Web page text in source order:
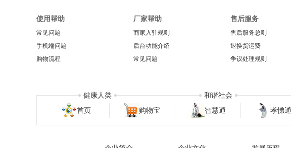
使用帮助
常见问题
手机端问题
购物流程
厂家帮助
商家入驻规则
后台功能介绍
常见问题
售后服务
售后服务总则
退换货运费
争议处理规则
首页 购物宝 智慧通 孝悌通
健康人类 和谐社会